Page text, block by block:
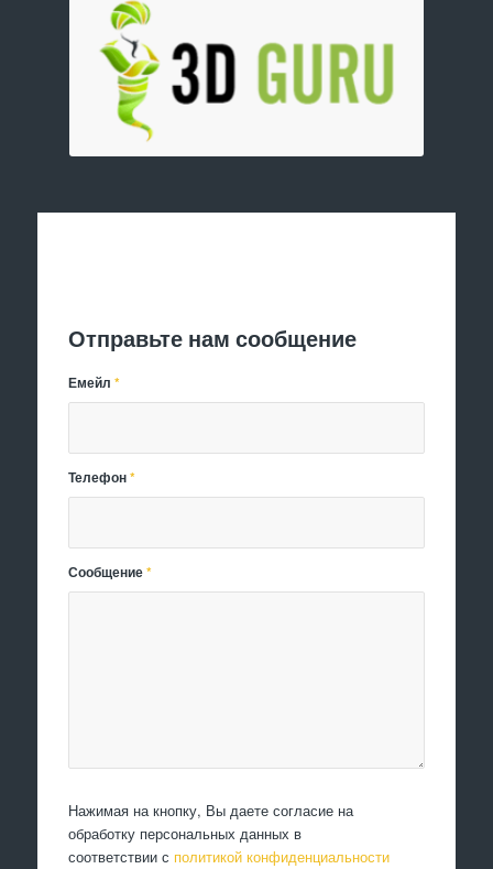
Отправьте нам сообщение
Емейл*
Телефон*
Сообщение*
Нажимая на кнопку, Вы даете согласие на
обработку персональных данных в
соответствии с политикой конфиденциальности